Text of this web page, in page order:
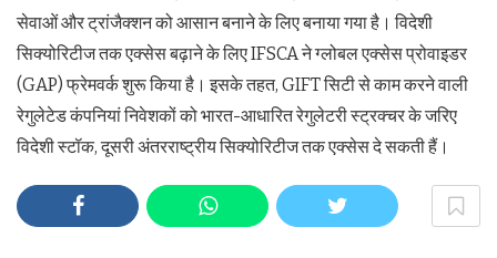
सेवाओं और ट्रांजैक्शन को आसान बनाने के लिए बनाया गया है। विदेशी
सिक्योरिटीज तक एक्सेस बढ़ाने के लिए IFSCA ने ग्लोबल एक्सेस प्रोवाइडर
(GAP) फ्रेमवर्क शुरू किया है। इसके तहत, GIFT सिटी से काम करने वाली
रेगुलेटेड कंपनियां निवेशकों को भारत-आधारित रेगुलेटरी स्ट्रक्चर के जरिए
विदेशी स्टॉक, दूसरी अंतरराष्ट्रीय सिक्योरिटीज तक एक्सेस दे सकती हैं।